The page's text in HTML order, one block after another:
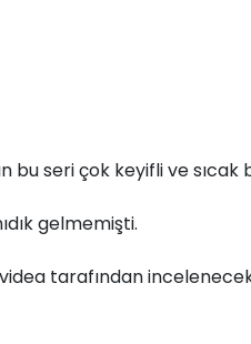
seri çok keyifli ve sıcak
gelmemişti.
tarafından